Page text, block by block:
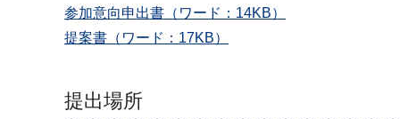
参加意向申出書（ワード：14KB）
提案書（ワード：17KB）
提出場所